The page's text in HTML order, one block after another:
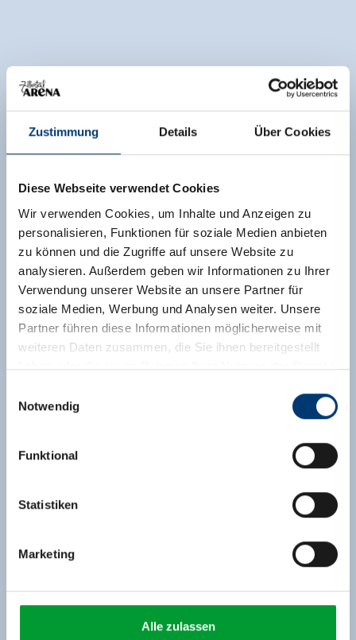
Zustimmung Details Über Cookies
Diese Webseite verwendet Cookies
Wir verwenden Cookies, um Inhalte und Anzeigen zu
personalisieren, Funktionen für soziale Medien anbieten
zu können und die Zugriffe auf unsere Website zu
analysieren. Außerdem geben wir Informationen zu Ihrer
Verwendung unserer Website an unsere Partner für
soziale Medien, Werbung und Analysen weiter. Unsere
Partner führen diese Informationen möglicherweise mit
weiteren Daten zusammen, die Sie ihnen bereitgestellt
haben oder die sie im Rahmen Ihrer Nutzung der Dienste
Rohr 23// A-6280 Zell am Ziller
www.zillertalarena.com
Notwendig
Funktional
Statistiken
Marketing
Alle zulassen